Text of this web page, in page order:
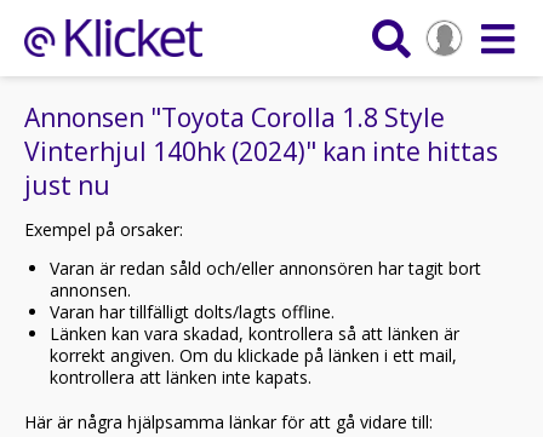
Annonsen "Toyota Corolla 1.8 Style
Vinterhjul 140hk (2024)" kan inte hittas
just nu
Exempel på orsaker:
Varan är redan såld och/eller annonsören har tagit bort
annonsen.
Varan har tillfälligt dolts/lagts offline.
Länken kan vara skadad, kontrollera så att länken är
korrekt angiven. Om du klickade på länken i ett mail,
kontrollera att länken inte kapats.
Här är några hjälpsamma länkar för att gå vidare till: